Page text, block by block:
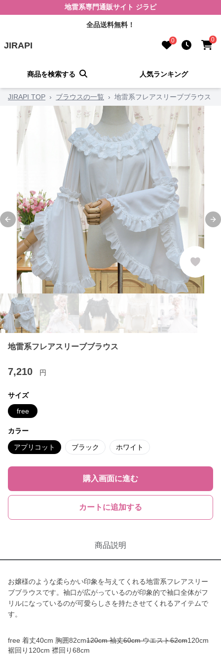
地雷系専門通販サイト ジラピ
全品送料無料！
JIRAPI 0 0
商品を検索する 人気ランキング
JIRAPI TOP › ブラウスの一覧 › 地雷系フレアスリーブブラウス
Previous slide
地雷系フレアスリーブブラウス
7,210 円
サイズ
free
カラー
アプリコット ブラック ホワイト
購入画面に進む
カートに追加する
商品説明
お嬢様のような柔らかい印象を与えてくれる地雷系フレアスリー
ブブラウスです。袖口が広がっているのが印象的で袖口全体がフ
リルになっているのが可愛らしさを持たさせてくれるアイテムで
す。
free 着丈40cm 胸囲82cm120cm 袖丈60cm ウエスト62cm120cm
裾回り120cm 襟回り68cm